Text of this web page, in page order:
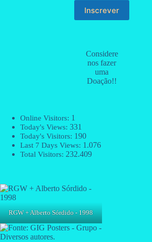
Considere
nos fazer
uma
Doação!!
Online Visitors: 1
Today's Views: 331
Today's Visitors: 190
Last 7 Days Views: 1.076
Total Visitors: 232.409
RGW + Alberto Sórdido - 1998